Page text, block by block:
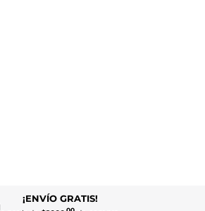
¡ENVÍO GRATIS!